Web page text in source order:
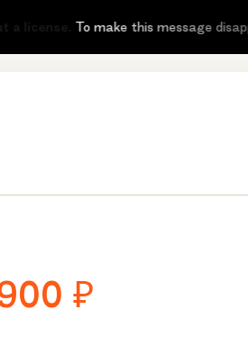
To make this message
₽